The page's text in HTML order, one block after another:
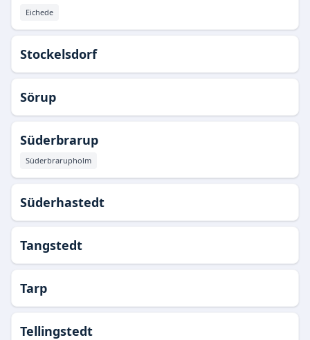
Eichede
Stockelsdorf
Sörup
Süderbrarup
Süderbrarupholm
Süderhastedt
Tangstedt
Tarp
Tellingstedt